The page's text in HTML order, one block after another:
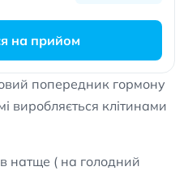
попередник гормону
виробляється клітинами
натще ( на голодний
на прийом